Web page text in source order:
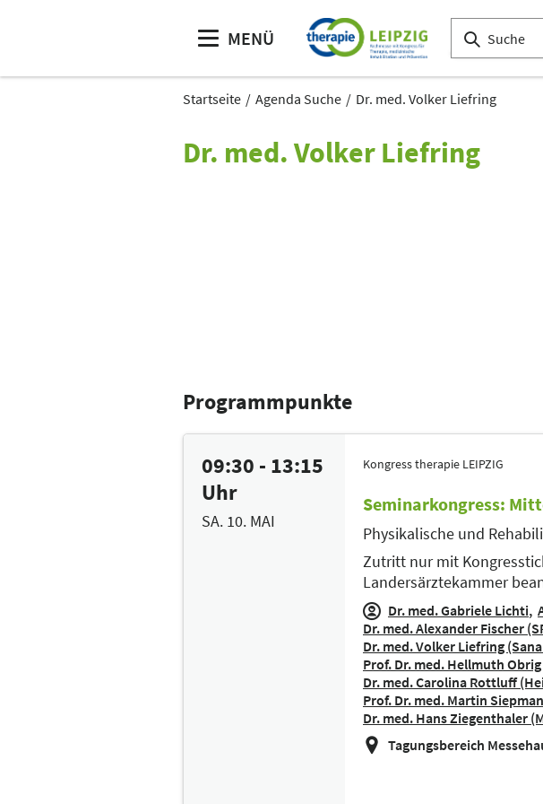
MENÜ
Startseite Agenda Suche Dr. med. Volker Liefring
Dr. med. Volker Liefring
Programmpunkte
09:30 - 13:15
Uhr
SA. 10. MAI
Kongress therapie LEIPZIG
Seminarkongress:
Physikalische und
Zutritt nur mit
Landersärztekammer
Dr. med. Gabriele Lichti
Dr. med. Alexander Fischer
Dr. med. Volker Liefring
Prof. Dr. med. Hellmuth
Dr. med. Carolina Rottluff
Prof. Dr. med. Martin
Dr. med. Hans Ziegenthaler
Tagungsbereich